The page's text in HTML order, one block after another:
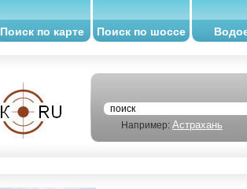
Поиск по карте Поиск по шоссе
Например: Астрахань